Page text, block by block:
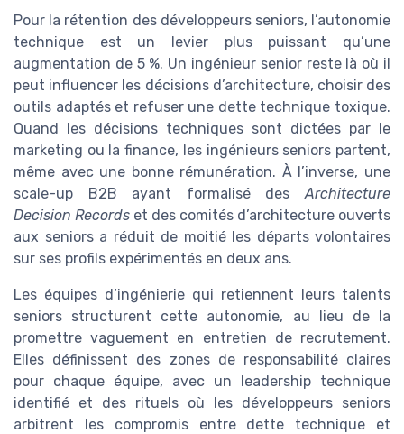
Pour la rétention des développeurs seniors, l’autonomie
technique est un levier plus puissant qu’une
augmentation de 5 %. Un ingénieur senior reste là où il
peut influencer les décisions d’architecture, choisir des
outils adaptés et refuser une dette technique toxique.
Quand les décisions techniques sont dictées par le
marketing ou la finance, les ingénieurs seniors partent,
même avec une bonne rémunération. À l’inverse, une
scale-up B2B ayant formalisé desArchitecture
Decision Records et des comités d’architecture ouverts
aux seniors a réduit de moitié les départs volontaires
sur ses profils expérimentés en deux ans.
Les équipes d’ingénierie qui retiennent leurs talents
seniors structurent cette autonomie, au lieu de la
promettre vaguement en entretien de recrutement.
Elles définissent des zones de responsabilité claires
pour chaque équipe, avec un leadership technique
identifié et des rituels où les développeurs seniors
arbitrent les compromis entre dette technique et